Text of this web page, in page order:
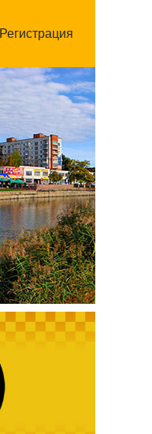
Регистрация